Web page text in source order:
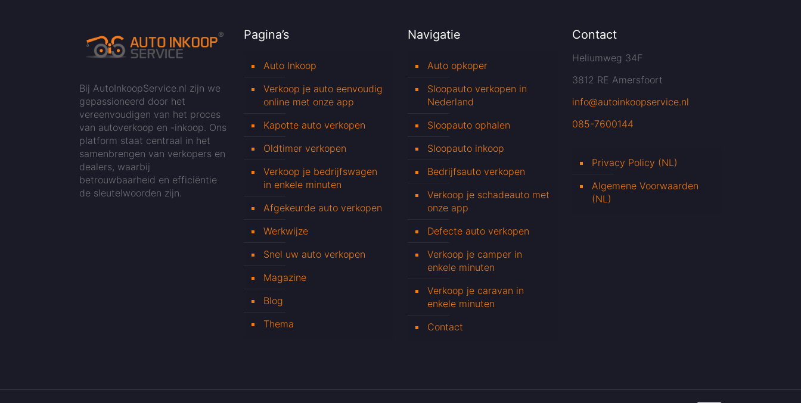
Bij AutoInkoopService.nl zijn we
gepassioneerd door het
vereenvoudigen van het proces
van autoverkoop en -inkoop. Ons
platform staat centraal in het
samenbrengen van verkopers en
dealers, waarbij
betrouwbaarheid en efficiëntie
de sleutelwoorden zijn.
Pagina’s
Auto Inkoop
Verkoop je auto eenvoudig
online met onze app
Kapotte auto verkopen
Oldtimer verkopen
Verkoop je bedrijfswagen
in enkele minuten
Afgekeurde auto verkopen
Werkwijze
Snel uw auto verkopen
Magazine
Blog
Thema
Navigatie
Auto opkoper
Sloopauto verkopen in
Nederland
Sloopauto ophalen
Sloopauto inkoop
Bedrijfsauto verkopen
Verkoop je schadeauto met
onze app
Defecte auto verkopen
Verkoop je camper in
enkele minuten
Verkoop je caravan in
enkele minuten
Contact
Contact
Heliumweg 34F
3812 RE Amersfoort
info@autoinkoopservice.nl
085-7600144
Privacy Policy (NL)
Algemene Voorwaarden
(NL)